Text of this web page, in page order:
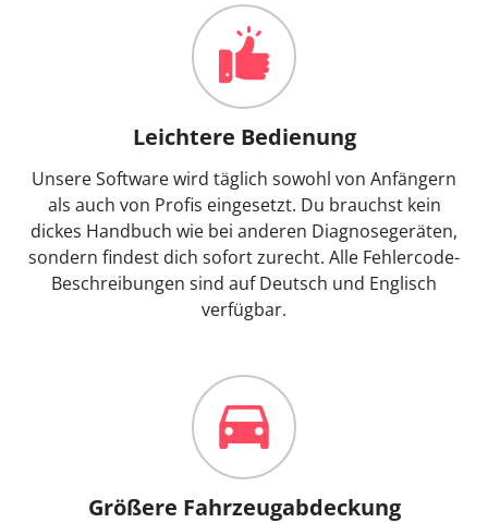
Leichtere Bedienung
Unsere Software wird täglich sowohl von Anfängern
als auch von Profis eingesetzt. Du brauchst kein
dickes Handbuch wie bei anderen Diagnosegeräten,
sondern findest dich sofort zurecht. Alle Fehlercode-
Beschreibungen sind auf Deutsch und Englisch
verfügbar.
Größere Fahrzeugabdeckung